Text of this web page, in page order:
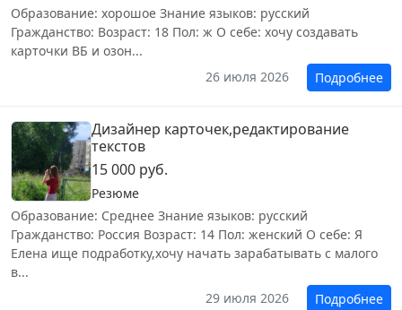
Образование: хорошое Знание языков: русский
Гражданство: Возраст: 18 Пол: ж О себе: хочу создавать
карточки ВБ и озон...
26 июля 2026
Подробнее
Дизайнер карточек,редактирование
текстов
15 000 руб.
Резюме
Образование: Среднее Знание языков: русский
Гражданство: Россия Возраст: 14 Пол: женский О себе: Я
Елена ище подработку,хочу начать зарабатывать с малого
в...
29 июля 2026
Подробнее